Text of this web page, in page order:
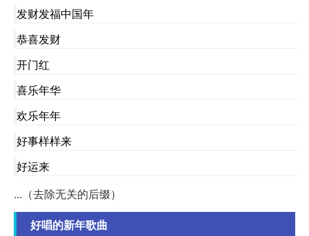
发财发福中国年
恭喜发财
开门红
喜乐年华
欢乐年年
好事样样来
好运来
...（去除无关的后缀）
好唱的新年歌曲